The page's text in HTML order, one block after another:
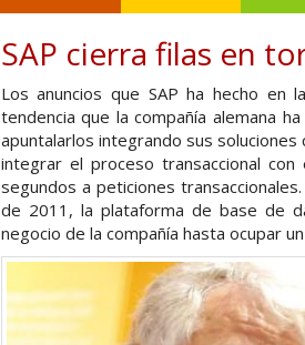
SAP cierra filas en
Los anuncios que SAP ha hecho
tendencia que la compañía alemana
apuntalarlos integrando sus soluciones
integrar el proceso transaccional
segundos a peticiones
de 2011, la plataforma de base de
negocio de la compañía hasta ocupar